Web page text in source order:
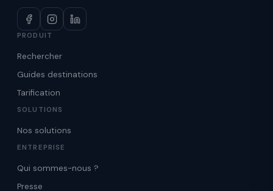
PRODUIT
Rechercher
Guides destinations
Tarification
SOLUTIONS
Nos solutions
ENTREPRISE
Qui sommes-nous ?
Presse